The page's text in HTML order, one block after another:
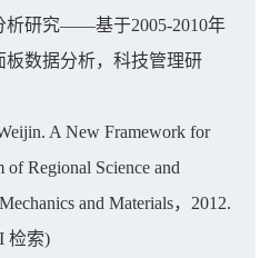
析研究——基于2005-2010年
数据分析，科技管理研
A New Framework for
of Regional Science and
and Materials，2012.
检索)